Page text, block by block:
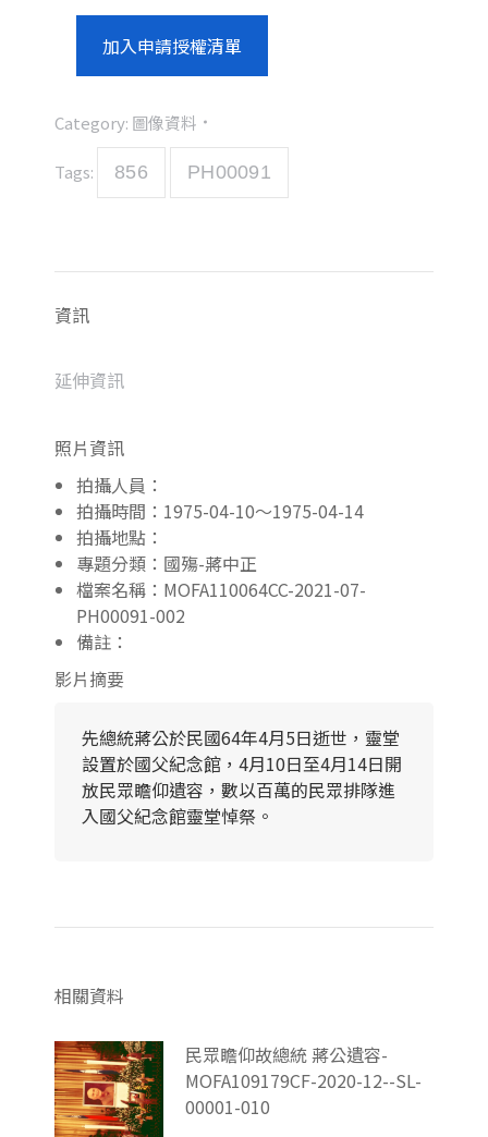
加入申請授權清單
Category: 圖像資料
Tags: 856 PH00091
資訊
延伸資訊
照片資訊
拍攝人員：
拍攝時間：1975-04-10～1975-04-14
拍攝地點：
專題分類：國殤-蔣中正
檔案名稱：MOFA110064CC-2021-07-
PH00091-002
備註：
影片摘要
先總統蔣公於民國64年4月5日逝世，靈堂
設置於國父紀念館，4月10日至4月14日開
放民眾瞻仰遺容，數以百萬的民眾排隊進
入國父紀念館靈堂悼祭。
相關資料
民眾瞻仰故總統 蔣公遺容-
MOFA109179CF-2020-12--SL-
00001-010